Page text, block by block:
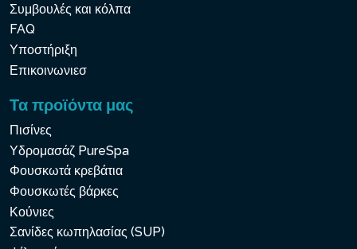
Συμβουλές και κόλπα
FAQ
Υποστήριξη
Επικοινωνιεσ
Τα προϊόντα μας
Πισίνες
Υδρομασάζ PureSpa
Φουσκωτά κρεβάτια
Φουσκωτές βάρκες
Κούνιες
Σανίδες κωπηλασίας (SUP)